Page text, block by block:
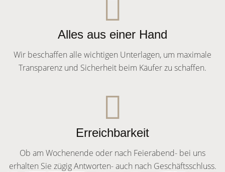
Alles aus einer Hand
Wir beschaffen alle wichtigen Unterlagen, um maximale
Transparenz und Sicherheit beim Käufer zu schaffen.
Erreichbarkeit
Ob am Wochenende oder nach Feierabend- bei uns
erhalten Sie zügig Antworten- auch nach Geschäftsschluss.